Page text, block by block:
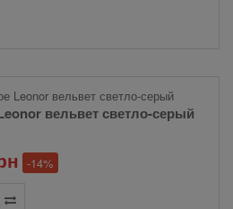
вельвет светло-серый
-14%